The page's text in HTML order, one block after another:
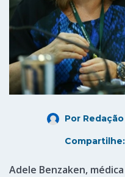
Por Redação
Compartilhe:
Adele Benzaken,